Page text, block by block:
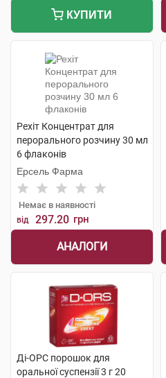
КУПИТИ
Рехіт Концентрат для
перорального розчину 30 мл
6 флаконів
Ерсель Фарма
Немає в наявності
від 297.20 грн
АНАЛОГИ
Ді-ОРС порошок для
оральної суспензії 3 г 20